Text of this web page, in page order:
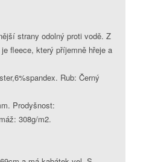
strany odolný proti vodě. Z
fleece, který příjemně hřeje a
Rub: Černý
Prodyšnost:
308g/m2.